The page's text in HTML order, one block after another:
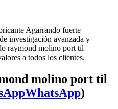
Agarrando fuerte
investigación avanzada y
raymond molino port til
a todos los clientes.
molino port til
WhatsApp)